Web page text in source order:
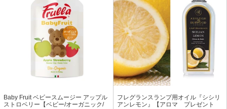
Baby Fruit ベビースムージー アップル
ストロベリー【ベビー/オーガニック/
フレグランスランプ用オイル『シシリ
アンレモン』【アロマ プレゼント